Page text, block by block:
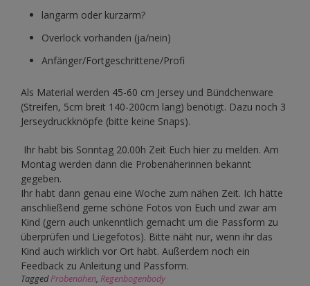
langarm oder kurzarm?
Overlock vorhanden (ja/nein)
Anfänger/Fortgeschrittene/Profi
Als Material werden 45-60 cm Jersey und Bündchenware
(Streifen, 5cm breit 140-200cm lang) benötigt. Dazu noch 3
Jerseydruckknöpfe (bitte keine Snaps).
Ihr habt bis Sonntag 20.00h Zeit Euch hier zu melden. Am
Montag werden dann die Probenäherinnen bekannt
gegeben.
Ihr habt dann genau eine Woche zum nähen Zeit. Ich hätte
anschließend gerne schöne Fotos von Euch und zwar am
Kind (gern auch unkenntlich gemacht um die Passform zu
überprüfen und Liegefotos). Bitte näht nur, wenn ihr das
Kind auch wirklich vor Ort habt. Außerdem noch ein
Feedback zu Anleitung und Passform.
TaggedProbenähen, Regenbogenbody